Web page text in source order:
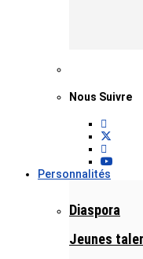
Nous Suivre
Personnalités
Diaspora
Jeunes